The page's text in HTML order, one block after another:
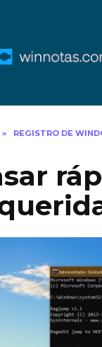
» REGISTRO DE